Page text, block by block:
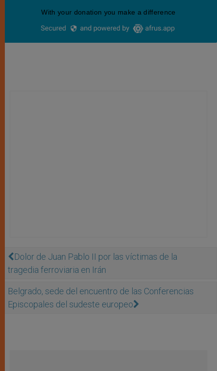
Dolor de Juan Pablo II por las víctimas de la
tragedia ferroviaria en Irán
Belgrado, sede del encuentro de las Conferencias
Episcopales del sudeste europeo